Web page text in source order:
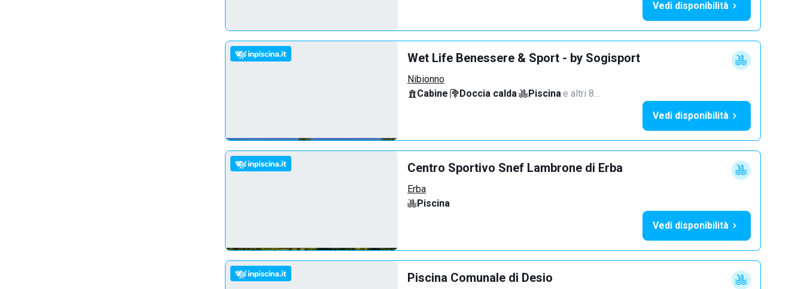
Vedi disponibilità
Wet Life Benessere & Sport - by Sogisport
Nibionno
Cabine· Doccia calda· Piscina·e altri 8…
Vedi disponibilità
Centro Sportivo Snef Lambrone di Erba
Erba
Piscina
Vedi disponibilità
Piscina Comunale di Desio